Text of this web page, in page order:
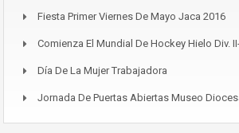
Fiesta Primer Viernes De Mayo Jaca 2016
Comienza El Mundial De Hockey Hielo Div.
Día De La Mujer Trabajadora
Jornada De Puertas Abiertas Museo